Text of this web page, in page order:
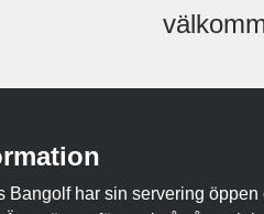
Bangolf har sin servering